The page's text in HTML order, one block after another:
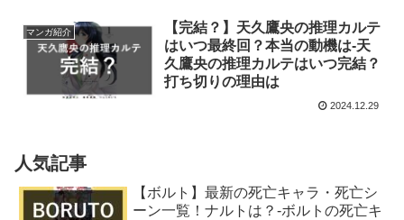
マンガ紹介
【完結？】天久鷹央の推理カルテ
はいつ最終回？本当の動機は-天
久鷹央の推理カルテはいつ完結？
打ち切りの理由は
2024.12.29
人気記事
【ボルト】最新の死亡キャラ・死亡シ
ーン一覧！ナルトは？-ボルトの死亡キ